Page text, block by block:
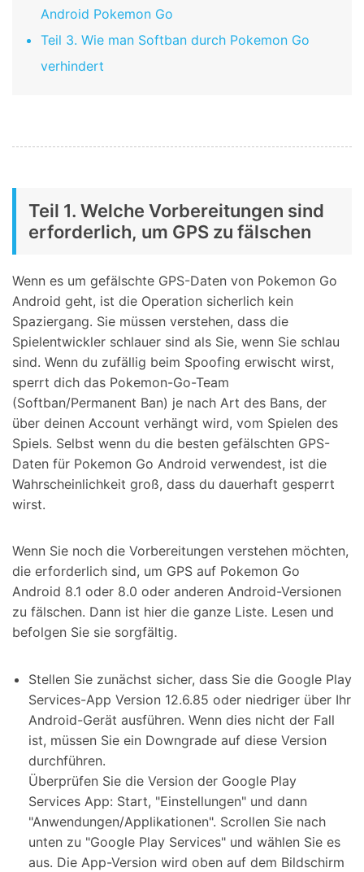
Android Pokemon Go
Teil 3. Wie man Softban durch Pokemon Go
verhindert
Teil 1. Welche Vorbereitungen sind
erforderlich, um GPS zu fälschen
Wenn es um gefälschte GPS-Daten von Pokemon Go
Android geht, ist die Operation sicherlich kein
Spaziergang. Sie müssen verstehen, dass die
Spielentwickler schlauer sind als Sie, wenn Sie schlau
sind. Wenn du zufällig beim Spoofing erwischt wirst,
sperrt dich das Pokemon-Go-Team
(Softban/Permanent Ban) je nach Art des Bans, der
über deinen Account verhängt wird, vom Spielen des
Spiels. Selbst wenn du die besten gefälschten GPS-
Daten für Pokemon Go Android verwendest, ist die
Wahrscheinlichkeit groß, dass du dauerhaft gesperrt
wirst.
Wenn Sie noch die Vorbereitungen verstehen möchten,
die erforderlich sind, um GPS auf Pokemon Go
Android 8.1 oder 8.0 oder anderen Android-Versionen
zu fälschen. Dann ist hier die ganze Liste. Lesen und
befolgen Sie sie sorgfältig.
Stellen Sie zunächst sicher, dass Sie die Google Play
Services-App Version 12.6.85 oder niedriger über Ihr
Android-Gerät ausführen. Wenn dies nicht der Fall
ist, müssen Sie ein Downgrade auf diese Version
durchführen.
Überprüfen Sie die Version der Google Play
Services App: Start, "Einstellungen" und dann
"Anwendungen/Applikationen". Scrollen Sie nach
unten zu "Google Play Services" und wählen Sie es
aus. Die App-Version wird oben auf dem Bildschirm